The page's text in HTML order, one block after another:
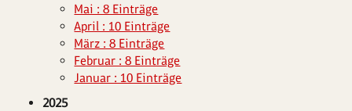
Mai : 8 Einträge
April : 10 Einträge
März : 8 Einträge
Februar : 8 Einträge
Januar : 10 Einträge
2025